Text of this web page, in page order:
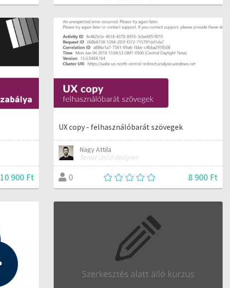
10 900 Ft
UX copy - felhasználóbarát szövegek
Nagy Attila
Senior UX/UI designer
0 8 900 Ft